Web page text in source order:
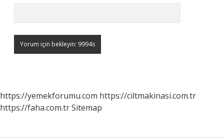
https://yemekforumu.com https://ciltmakinasi.com.tr
https://faha.com.trSitemap